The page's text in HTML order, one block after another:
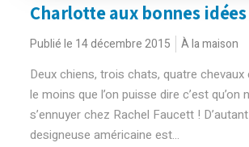
Charlotte aux bonnes idées
Publié le 14 décembre 2015 À la maison
Deux chiens, trois chats, quatre
le moins que l’on puisse dire c’est qu’on
s’ennuyer chez Rachel Faucett !
designeuse américaine est...